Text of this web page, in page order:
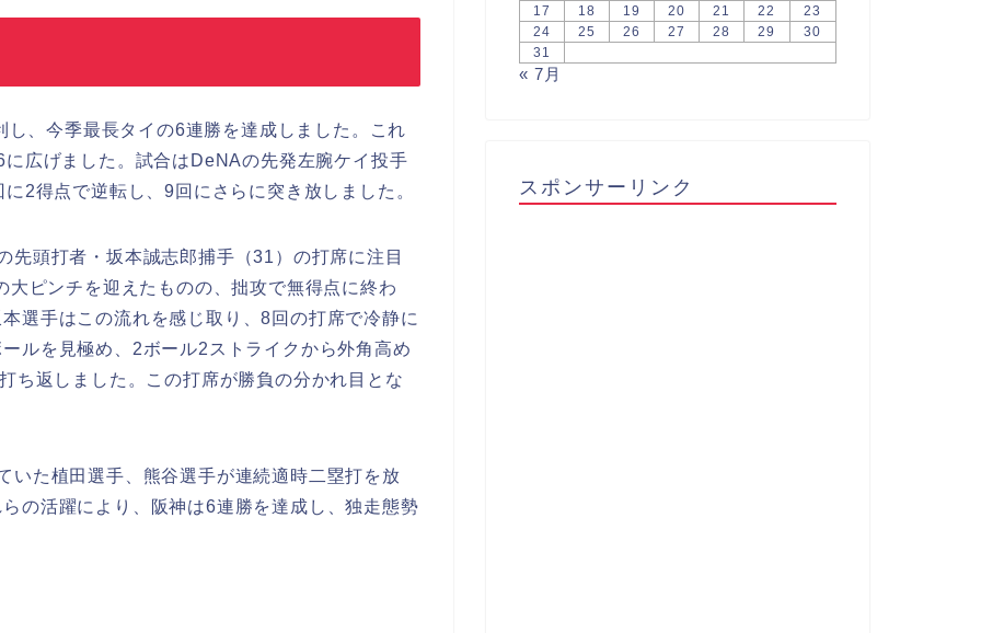
、今季最長タイの6連勝を達成しました。これ
広げました。試合はDeNAの先発左腕ケイ投手
2得点で逆転し、9回にさらに突き放しました。
先頭打者・坂本誠志郎捕手（31）の打席に注目
ピンチを迎えたものの、拙攻で無得点に終わ
選手はこの流れを感じ取り、8回の打席で冷静に
ルを見極め、2ボール2ストライクから外角高め
ち返しました。この打席が勝負の分かれ目とな
いた植田選手、熊谷選手が連続適時二塁打を放
の活躍により、阪神は6連勝を達成し、独走態勢
17
18 19 20 21 22
23
24
25 26 27 28 29
30
31
« 7月
スポンサーリンク